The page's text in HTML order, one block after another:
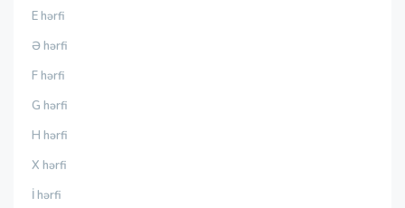
E hərfi
Ə hərfi
F hərfi
G hərfi
H hərfi
X hərfi
İ hərfi